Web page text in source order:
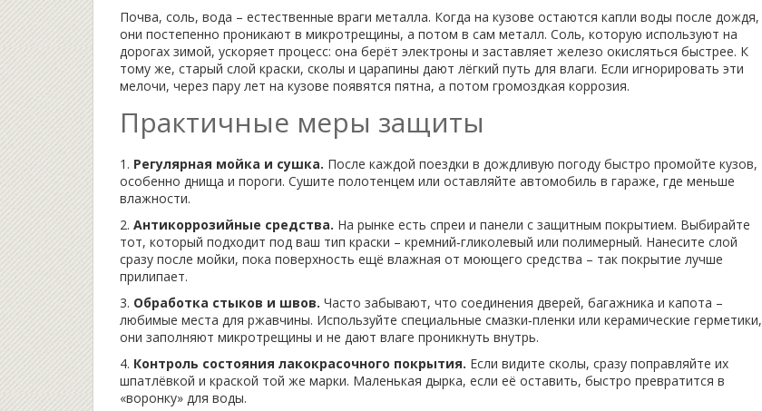
Почва, соль, вода – естественные враги металла. Когда на кузове остаются капли воды после дождя,
они постепенно проникают в микротрещины, а потом в сам металл. Соль, которую используют на
дорогах зимой, ускоряет процесс: она берёт электроны и заставляет железо окисляться быстрее. К
тому же, старый слой краски, сколы и царапины дают лёгкий путь для влаги. Если игнорировать эти
мелочи, через пару лет на кузове появятся пятна, а потом громоздкая коррозия.
Практичные меры защиты
1. Регулярная мойка и сушка. После каждой поездки в дождливую погоду быстро промойте кузов,
особенно днища и пороги. Сушите полотенцем или оставляйте автомобиль в гараже, где меньше
влажности.
2. Антикоррозийные средства. На рынке есть спреи и панели с защитным покрытием. Выбирайте
тот, который подходит под ваш тип краски – кремний‑гликолевый или полимерный. Нанесите слой
сразу после мойки, пока поверхность ещё влажная от моющего средства – так покрытие лучше
прилипает.
3. Обработка стыков и швов. Часто забывают, что соединения дверей, багажника и капота –
любимые места для ржавчины. Используйте специальные смазки‑пленки или керамические герметики,
они заполняют микротрещины и не дают влаге проникнуть внутрь.
4. Контроль состояния лакокрасочного покрытия. Если видите сколы, сразу поправляйте их
шпатлёвкой и краской той же марки. Маленькая дырка, если её оставить, быстро превратится в
«воронку» для воды.